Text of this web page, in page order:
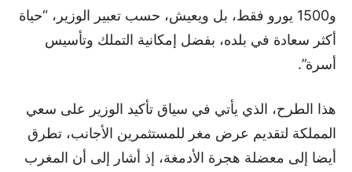
و1500 يورو فقط، بل ويعيش، حسب تعبير الوزير، “حياة
أكثر سعادة في بلده، بفضل إمكانية التملك وتأسيس
أسرة”.
هذا الطرح، الذي يأتي في سياق تأكيد الوزير على سعي
المملكة لتقديم عرض مغر للمستثمرين الأجانب، تطرق
أيضا إلى معضلة هجرة الأدمغة، إذ أشار إلى أن المغرب